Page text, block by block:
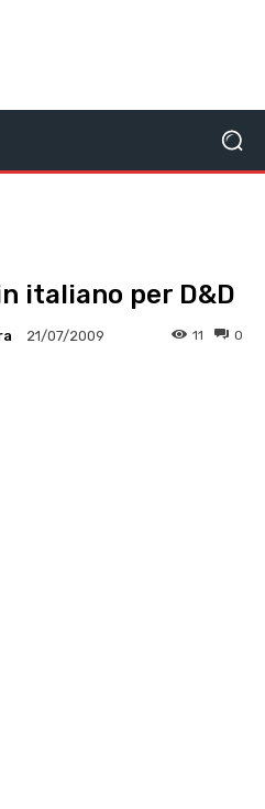
italiano per D&D
21/07/2009 0
11